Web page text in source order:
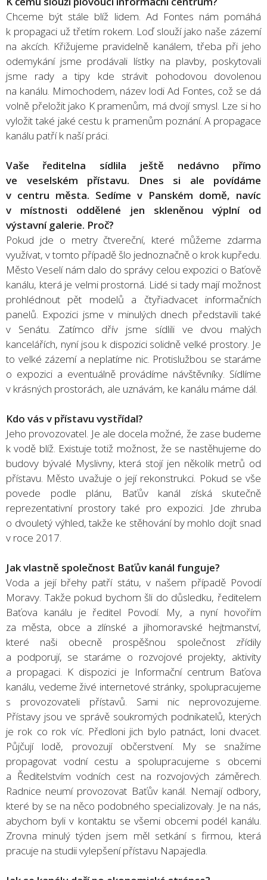
Chceme být stále blíž lidem. Ad Fontes nám pomáhá
k propagaci už třetím rokem. Loď slouží jako naše zázemí
na akcích. Křižujeme pravidelně kanálem, třeba při jeho
odemykání jsme prodávali lístky na plavby, poskytovali
jsme rady a tipy kde strávit pohodovou dovolenou
na kanálu. Mimochodem, název lodi Ad Fontes, což se dá
volně přeložit jako K pramenům, má dvojí smysl. Lze si ho
vyložit také jaké cestu k pramenům poznání. A propagace
kanálu patří k naší práci.
Vaše ředitelna sídlila ještě nedávno přímo
ve veselském přístavu. Dnes si ale povídáme
v centru města. Sedíme v Panském domě, navíc
v místnosti oddělené jen skleněnou výplní od
výstavní galerie. Proč?
Pokud jde o metry čtvereční, které můžeme zdarma
využívat, v tomto případě šlo jednoznačně o krok kupředu.
Město Veselí nám dalo do správy celou expozici o Baťově
kanálu, která je velmi prostorná. Lidé si tady mají možnost
prohlédnout pět modelů a čtyřiadvacet informačních
panelů. Expozici jsme v minulých dnech představili také
v Senátu. Zatímco dřív jsme sídlili ve dvou malých
kancelářích, nyní jsou k dispozici solidně velké prostory. Je
to velké zázemí a neplatíme nic. Protislužbou se staráme
o expozici a eventuálně provádíme návštěvníky. Sídlíme
v krásných prostorách, ale uznávám, ke kanálu máme dál.
Kdo vás v přístavu vystřídal?
Jeho provozovatel. Je ale docela možné, že zase budeme
k vodě blíž. Existuje totiž možnost, že se nastěhujeme do
budovy bývalé Myslivny, která stojí jen několik metrů od
přístavu. Město uvažuje o její rekonstrukci. Pokud se vše
povede podle plánu, Baťův kanál získá skutečně
reprezentativní prostory také pro expozici. Jde zhruba
o dvouletý výhled, takže ke stěhování by mohlo dojít snad
v roce 2017.
Jak vlastně společnost Baťův kanál funguje?
Voda a její břehy patří státu, v našem případě Povodí
Moravy. Takže pokud bychom šli do důsledku, ředitelem
Baťova kanálu je ředitel Povodí. My, a nyní hovořím
za města, obce a zlínské a jihomoravské hejtmanství,
které naši obecně prospěšnou společnost zřídily
a podporují, se staráme o rozvojové projekty, aktivity
a propagaci. K dispozici je Informační centrum Baťova
kanálu, vedeme živé internetové stránky, spolupracujeme
s provozovateli přístavů. Sami nic neprovozujeme.
Přístavy jsou ve správě soukromých podnikatelů, kterých
je rok co rok víc. Předloni jich bylo patnáct, loni dvacet.
Půjčují lodě, provozují občerstvení. My se snažíme
propagovat vodní cestu a spolupracujeme s obcemi
a Ředitelstvím vodních cest na rozvojových záměrech.
Radnice neumí provozovat Baťův kanál. Nemají odbory,
které by se na něco podobného specializovaly. Je na nás,
abychom byli v kontaktu se všemi obcemi podél kanálu.
Zrovna minulý týden jsem měl setkání s firmou, která
pracuje na studii vylepšení přístavu Napajedla.